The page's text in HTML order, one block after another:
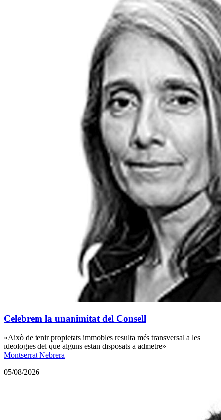
Celebrem la unanimitat del Consell
«Això de tenir propietats immobles resulta més transversal a les
ideologies del que alguns estan disposats a admetre»
Montserrat Nebrera
05/08/2026